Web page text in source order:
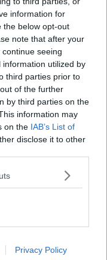
information for
the below opt-out
note that after your
seeing
utilized by
third parties prior to
of the further
by third parties on the
information may
on the IAB’s List of
disclose it to other
Privacy Policy